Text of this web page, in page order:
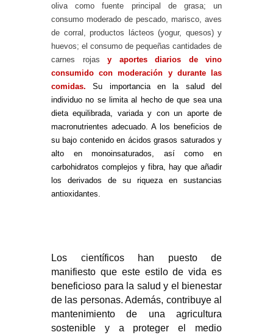
oliva como fuente principal de grasa; un
consumo moderado de pescado, marisco, aves
de corral, productos lácteos (yogur, quesos) y
huevos; el consumo de pequeñas cantidades de
carnes rojas y aportes diarios de vino
consumido con moderación y durante las
comidas.
Su importancia en la salud del
individuo no se limita al hecho de que sea una
dieta equilibrada, variada y con un aporte de
macronutrientes adecuado. A los beneficios de
su bajo contenido en ácidos grasos saturados y
alto en monoinsaturados, así como en
carbohidratos complejos y fibra, hay que añadir
los derivados de su riqueza en sustancias
antioxidantes.
Los científicos han puesto de
manifiesto que este estilo de vida es
beneficioso para la salud y el bienestar
de las personas. Además, contribuye al
mantenimiento de una agricultura
sostenible y a proteger el medio